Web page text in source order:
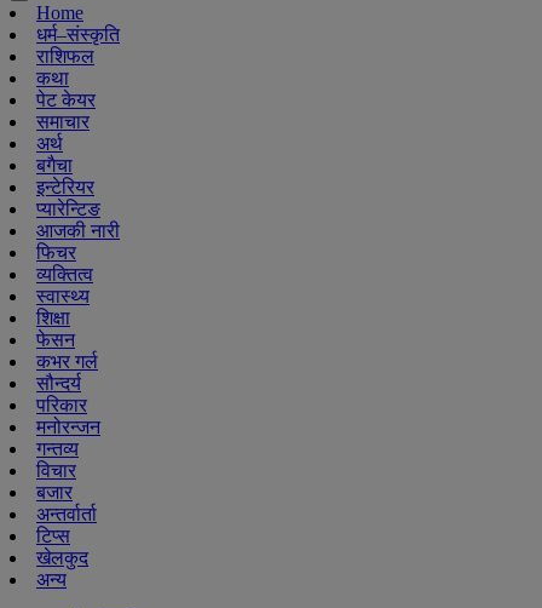
Home
धर्म–संस्कृति
राशिफल
कथा
पेट केयर
समाचार
अर्थ
बगैचा
इन्टेरियर
प्यारेन्टिङ
आजकी नारी
फिचर
व्यक्तित्व
स्वास्थ्य
शिक्षा
फेसन
कभर गर्ल
सौन्दर्य
परिकार
मनोरन्जन
गन्तव्य
विचार
बजार
अन्तर्वार्ता
टिप्स
खेलकुद
अन्य